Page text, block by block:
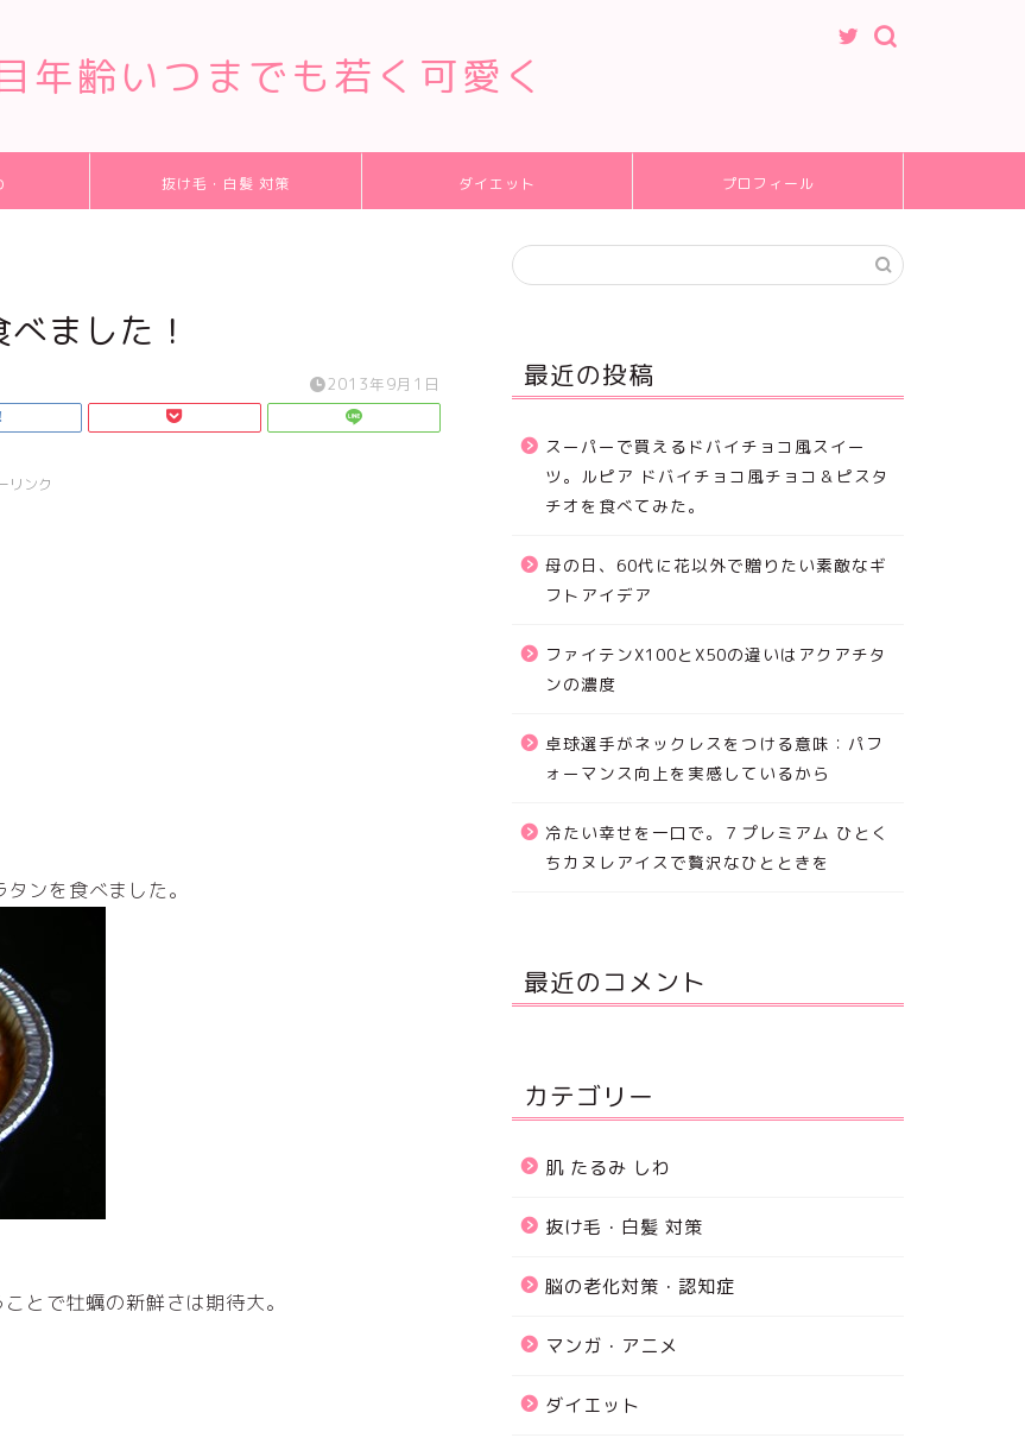
年齢いつまでも若く可愛く
抜け毛・白髪 対策 ダイエット プロフィール
ました！
2013年9月1日
リンク
ンを食べました。
とで牡蠣の新鮮さは期待大。
最近の投稿
スーパーで買えるドバイチョコ風スイー
ツ。ルピア ドバイチョコ風チョコ＆ピスタ
チオを食べてみた。
母の日、60代に花以外で贈りたい素敵なギ
フトアイデア
ファイテンX100とX50の違いはアクアチタ
ンの濃度
卓球選手がネックレスをつける意味：パフ
ォーマンス向上を実感しているから
冷たい幸せを一口で。７プレミアム ひとく
ちカヌレアイスで贅沢なひとときを
最近のコメント
カテゴリー
肌 たるみ しわ
抜け毛・白髪 対策
脳の老化対策・認知症
マンガ・アニメ
ダイエット